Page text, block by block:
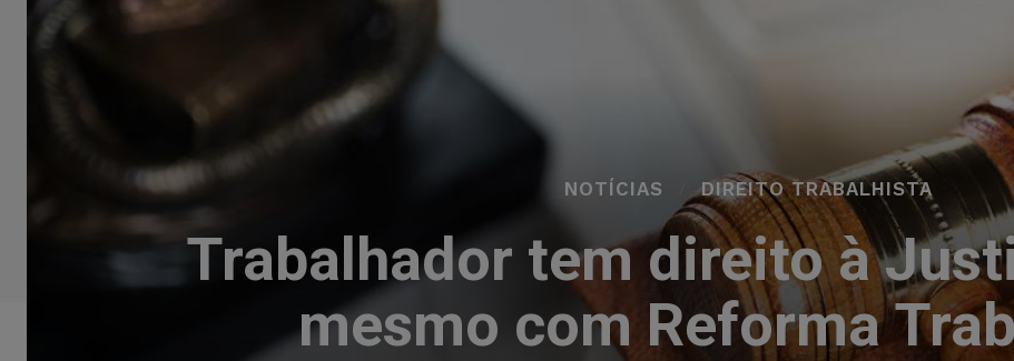
NOTÍCIAS DIREITO TRABALHISTA
Trabalhador tem direito à
mesmo com Reforma